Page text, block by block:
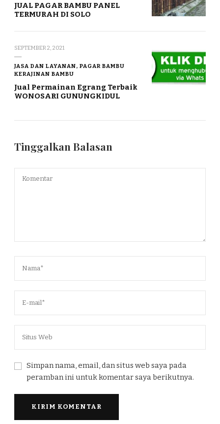
JUAL PAGAR BAMBU PANEL
TERMURAH DI SOLO
SEPTEMBER 2, 2021
JASA DAN LAYANAN, PAGAR BAMBU
KERAJINAN BAMBU
Jual Permainan Egrang Terbaik
WONOSARI GUNUNGKIDUL
Tinggalkan Balasan
Simpan nama, email, dan situs web saya pada
peramban ini untuk komentar saya berikutnya.